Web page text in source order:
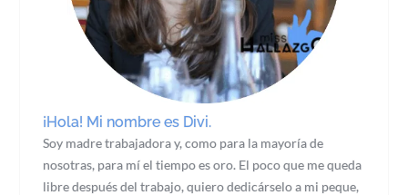
¡Hola! Mi nombre es Divi.
Soy madre trabajadora y, como para la mayoría de
nosotras, para mí el tiempo es oro. El poco que me queda
libre después del trabajo, quiero dedicárselo a mi peque,